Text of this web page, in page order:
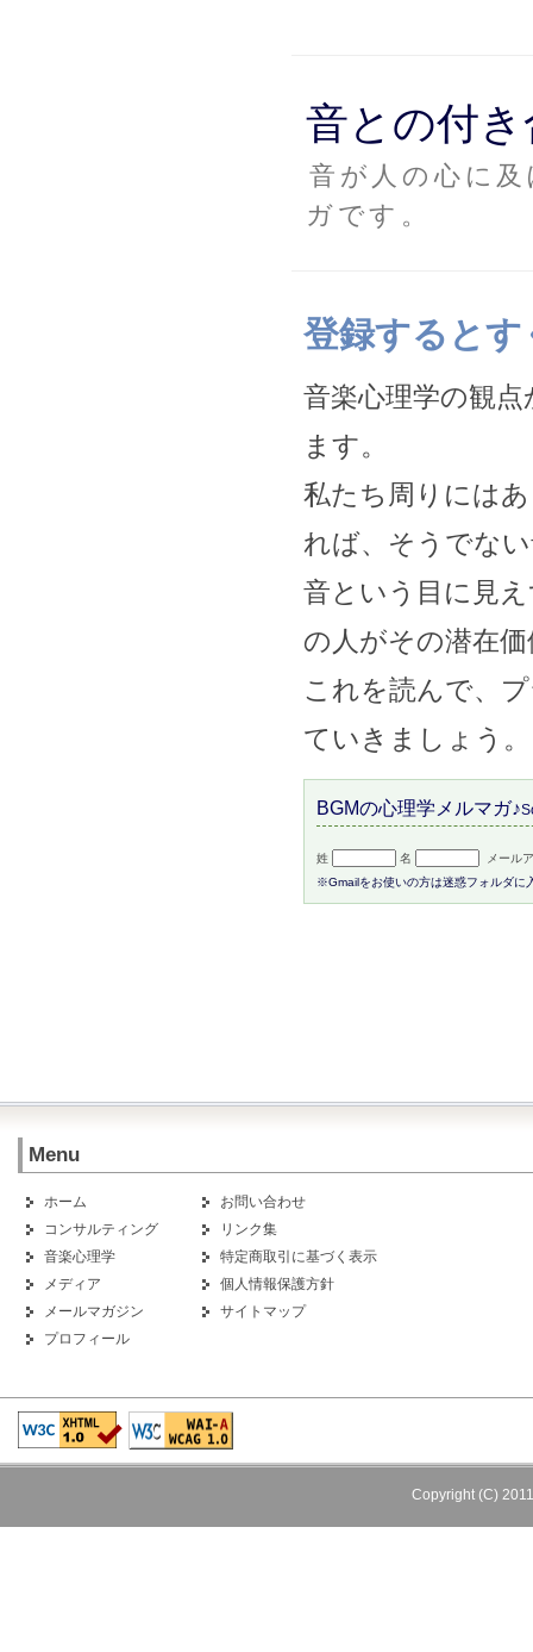
音との付
音が人の心に
ガです。
登録すると
音楽心理学の観
ます。
私たち周りには
れば、そうでな
音という目に見
の人がその潜在
これを読んで、
ていきましょう。
BGMの心理学メルマガ♪
姓 名
メール
※Gmailをお使いの方は迷惑フォルダに
Menu
ホーム
コンサルティング
音楽心理学
メディア
メールマガジン
プロフィール
お問い合わせ
リンク集
特定商取引に基づく表示
個人情報保護方針
サイトマップ
Copyright (C)